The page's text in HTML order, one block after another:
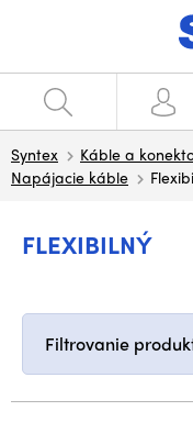
Syntex Káble a
Napájacie káble
FLEXIBILNÝ
Filtrovanie